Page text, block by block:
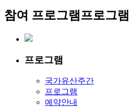
참여 프로그램프로그램
프로그램
국가유산주간
프로그램
예약안내